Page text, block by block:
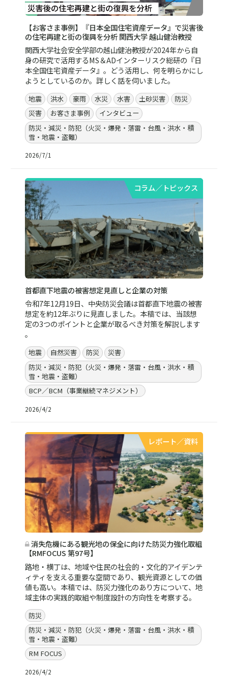
【お客さま事例】『日本全国住宅資産データ』で災害後
の住宅再建と街の復興を分析 関西大学 越山健治教授
関西大学社会安全学部の越山健治教授が2024年から自
身の研究で活用するMS＆ADインターリスク総研の『日
本全国住宅資産データ』。どう活用し、何を明らかにし
ようとしているのか。詳しく話を伺いました。
地震 洪水 豪雨 水災 水害 土砂災害
防災
災害
お客さま事例
インタビュー
防災・減災・防犯（火災・爆発・落雷・台風・洪水・積
雪・地震・盗難）
2026/7/1
コラム／トピックス
首都直下地震の被害想定見直しと企業の対策
令和7年12月19日、中央防災会議は首都直下地震の被害
想定を約12年ぶりに見直しました。本稿では、当該想
定の3つのポイントと企業が取るべき対策を解説します
。
地震 自然災害 防災
災害
防災・減災・防犯（火災・爆発・落雷・台風・洪水・積
雪・地震・盗難）
BCP／BCM（事業継続マネジメント）
2026/4/2
レポート／資料
消失危機にある観光地の保全に向けた防災力強化取組
【RMFOCUS 第97号】
路地・横丁は、地域や住民の社会的・文化的アイデンテ
ィティを支える重要な空間であり、観光資源としての価
値も高い。本稿では、防災力強化のあり方について、地
域主体の実践的取組や制度設計の方向性を考察する。
防災
防災・減災・防犯（火災・爆発・落雷・台風・洪水・積
雪・地震・盗難）
RM FOCUS
2026/4/2